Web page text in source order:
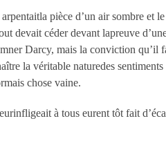
pièce d’un air sombre et
devait céder devant lapreuve
Darcy, mais la conviction qu’il
la véritable naturedes
chose vaine.
à tous eurent tôt fait